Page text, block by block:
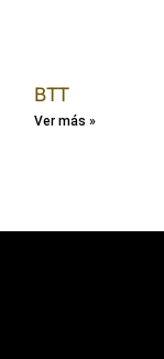
BTT
Ver más »